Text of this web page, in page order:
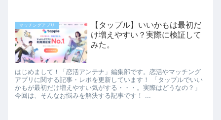
マッチングアプリ
【タップル】いいかもは最初だ
け増えやすい？実際に検証して
みた。
はじめまして！「恋活アンテナ」編集部です。恋活やマッチング
アプリに関する記事・レポを更新しています！ 「タップルでいい
かもが最初だけ増えやすい気がする・・・。実際はどうなの？」
今回は、そんなお悩みを解決する記事です！ ...